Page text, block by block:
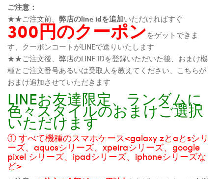
ご注意：
★★ご注文前、 弊店のline idを追加いただければすぐ
300円のクーポンをゲットできま
す、クーポンコートがLINEで送りいたします
★★ご注文後、弊店のLINE IDを登録いただいた後、おまけ機
種とご注文番号あるいは受取人を教えてください、こちらが
おまけ追加させていただきます
LINEお友達限定、ランダムに
色々スタイルのおまけご選択
いただけます
① すべて機種のスマホケース<galaxy zとaとsシリ
ーズ、aquosシリーズ、xpeiraシリーズ、google
pixel シリーズ、ipadシリーズ、iphoneシリーズな
ど>